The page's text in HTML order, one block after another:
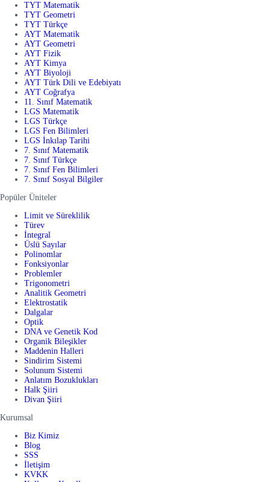
TYT Matematik
TYT Geometri
TYT Türkçe
AYT Matematik
AYT Geometri
AYT Fizik
AYT Kimya
AYT Biyoloji
AYT Türk Dili ve Edebiyatı
AYT Coğrafya
11. Sınıf Matematik
LGS Matematik
LGS Türkçe
LGS Fen Bilimleri
LGS İnkılap Tarihi
7. Sınıf Matematik
7. Sınıf Türkçe
7. Sınıf Fen Bilimleri
7. Sınıf Sosyal Bilgiler
Popüler Üniteler
Limit ve Süreklilik
Türev
İntegral
Üslü Sayılar
Polinomlar
Fonksiyonlar
Problemler
Trigonometri
Analitik Geometri
Elektrostatik
Dalgalar
Optik
DNA ve Genetik Kod
Organik Bileşikler
Maddenin Halleri
Sindirim Sistemi
Solunum Sistemi
Anlatım Bozuklukları
Halk Şiiri
Divan Şiiri
Kurumsal
Biz Kimiz
Blog
SSS
İletişim
KVKK